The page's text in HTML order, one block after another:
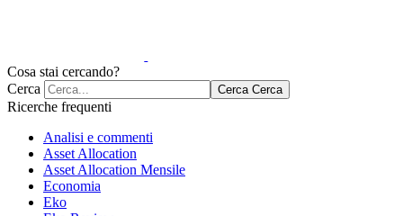
Cosa stai cercando?
Cerca
Cerca Cerca
Ricerche frequenti
Analisi e commenti
Asset Allocation
Asset Allocation Mensile
Economia
Eko